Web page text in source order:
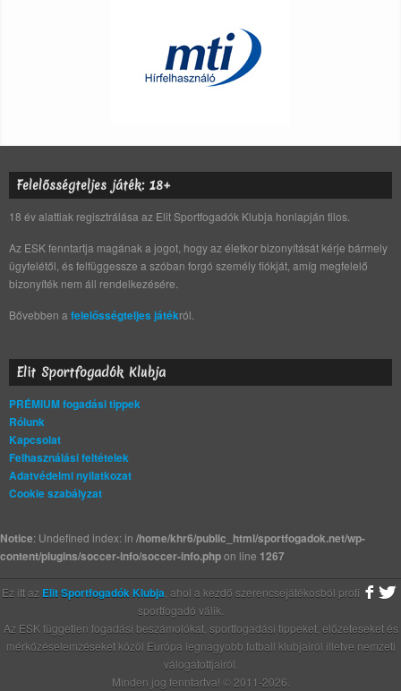
Felelősségteljes játék: 18+
18 év alattiak regisztrálása az Elit Sportfogadók Klubja honlapján tilos.
Az ESK fenntartja magának a jogot, hogy az életkor bizonyítását kérje bármely
ügyfelétől, és felfüggessze a szóban forgó személy fiókját, amíg megfelelő
bizonyíték nem áll rendelkezésére.
Bővebben a felelősségteljes játékról.
Elit Sportfogadók Klubja
PRÉMIUM fogadási tippek
Rólunk
Kapcsolat
Felhasználási feltételek
Adatvédelmi nyilatkozat
Cookie szabályzat
Notice: Undefined index: in /home/khr6/public_html/sportfogadok.net/wp-
content/plugins/soccer-info/soccer-info.phpon line 1267
Ez itt az Elit Sportfogadók Klubja , ahol a kezdő szerencsejátékosból profi
sportfogadó válik.
Az ESK független fogadási beszámolókat, sportfogadási tippeket, előzeteseket és
mérkőzéselemzéseket közöl Európa legnagyobb futball klubjairól illetve nemzeti
válogatottjairól.
Minden jog fenntartva! © 2011-2026.